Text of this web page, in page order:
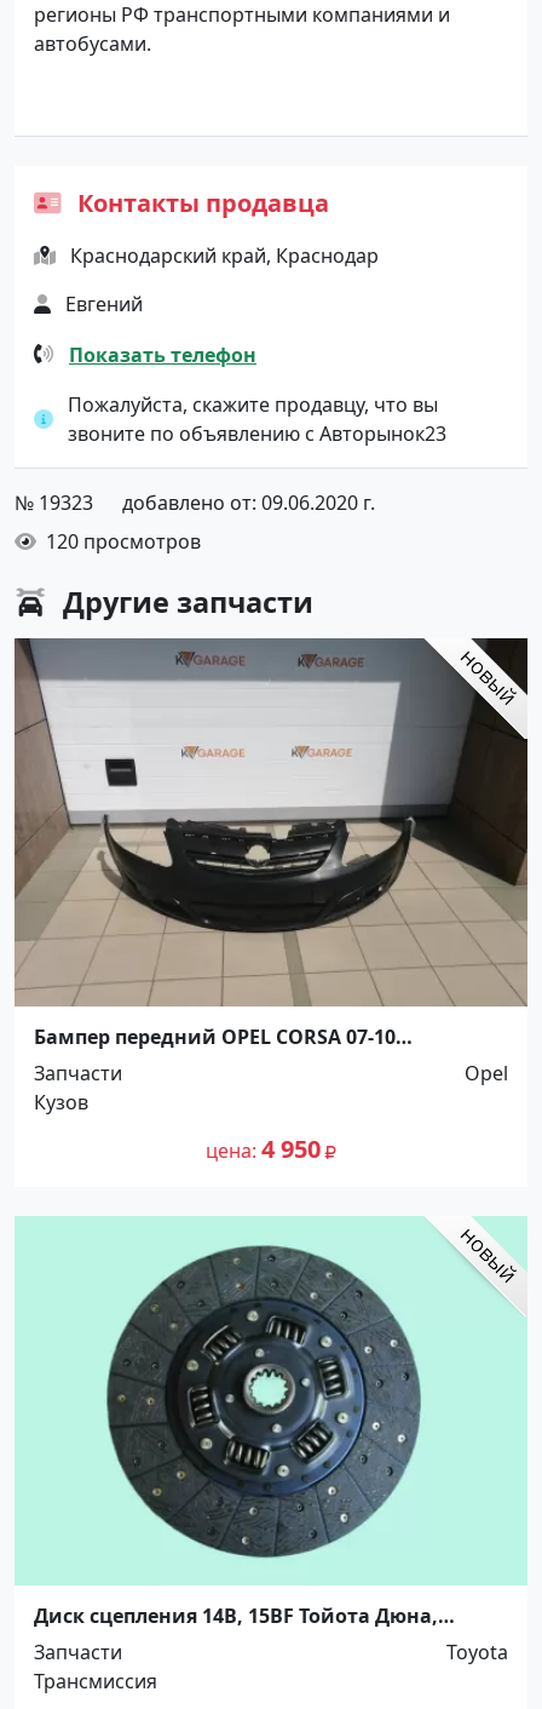
регионы РФ транспортными компаниями и
автобусами.
Контакты продавца
Краснодарский край, Краснодар
Евгений
Показать телефон
Пожалуйста, скажите продавцу, что вы
звоните по объявлению с Авторынок23
№ 19323
добавлено от: 09.06.2020 г.
120 просмотров
Другие запчасти
Бампер передний OPEL CORSA 07-10
Краснодар
Запчасти
Opel
Кузов
цена 4 950
Диск сцепления 14B, 15BF Тойота Дюна,
ТойоАце, ф275*175*21*29.8, SKV. Распродажа!
Краснодар
Запчасти
Toyota
Трансмиссия